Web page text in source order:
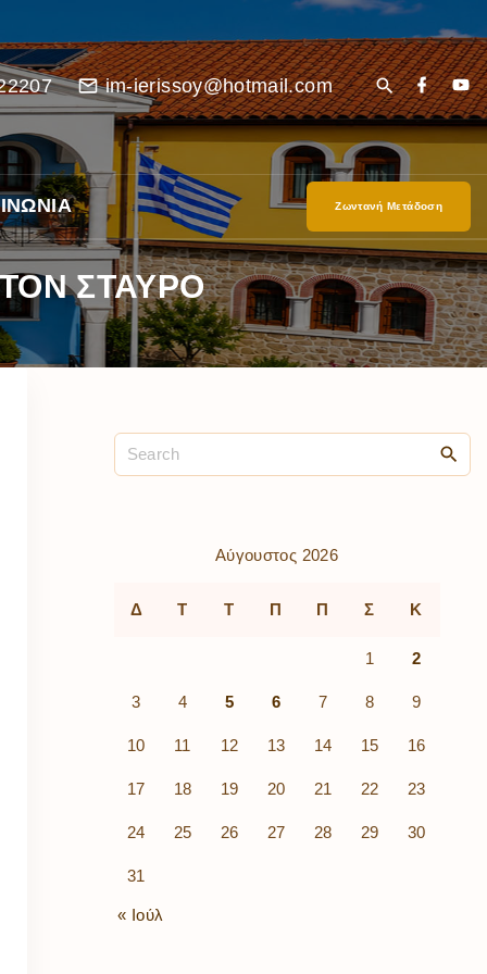
im-ierissoy@hotmail.com
Ζωντανή Μετάδοση
ΣΤΑΥΡΟ
Αύγουστος 2026
Δ Τ Τ Π Π Σ Κ
1 2
3 4 5 6 7 8 9
10 11 12 13 14 15 16
17 18 19 20 21 22 23
24 25 26 27 28 29 30
31
« Ιούλ